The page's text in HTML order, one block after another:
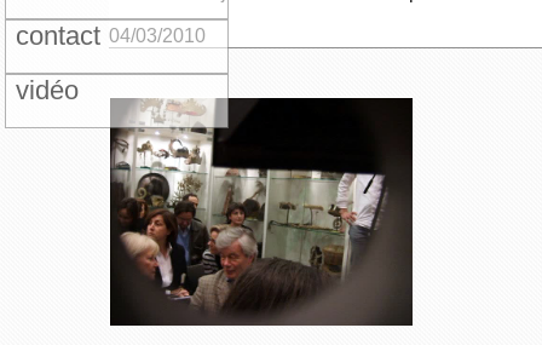
contact
vidéo
04/03/2010